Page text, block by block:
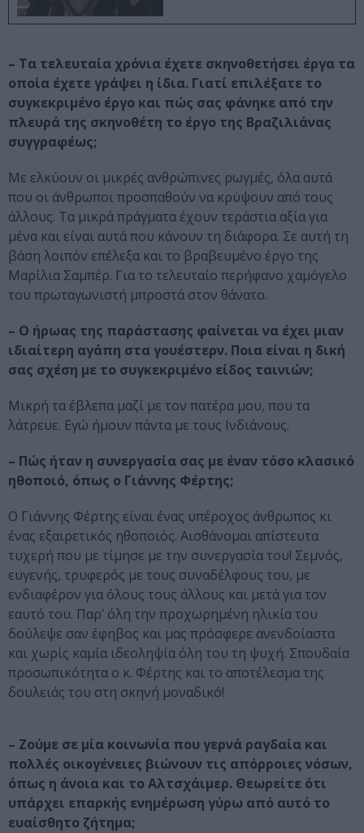
– Τα τελευταία χρόνια έχετε σκηνοθετήσει έργα τα
οποία έχετε γράψει η ίδια. Γιατί επιλέξατε το
συγκεκριμένο έργο και πώς σας φάνηκε από την
πλευρά της σκηνοθέτη το έργο της Βραζιλιάνας
συγγραφέως;
Με ελκύουν οι μικρές ανθρώπινες ρωγμές, όλα αυτά
που οι άνθρωποι προσπαθούν να κρύψουν από τους
άλλους. Τα μικρά πράγματα έχουν τεράστια αξία για
μένα και είναι αυτά που κάνουν τη διάφορα. Σε αυτή τη
βάση λοιπόν επέλεξα και το βραβευμένο έργο της
Μαρίλια Σαμπέρ. Για το τελευταίο περήφανο χαμόγελο
του πρωταγωνιστή μπροστά στον θάνατο.
– Ο ήρωας της παράστασης φαίνεται να έχει μιαν
ιδιαίτερη αγάπη στα γουέστερν. Ποια είναι η δική
σας σχέση με το συγκεκριμένο είδος ταινιών;
Μικρή τα έβλεπα μαζί με τον πατέρα μου, που τα
λάτρευε. Εγώ ήμουν πάντα με τους Ινδιάνους.
– Πώς ήταν η συνεργασία σας με έναν τόσο κλασικό
ηθοποιό, όπως ο Γιάννης Φέρτης;
Ο Γιάννης Φέρτης είναι ένας υπέροχος άνθρωπος κι
ένας εξαιρετικός ηθοποιός. Αισθάνομαι απίστευτα
τυχερή που με τίμησε με την συνεργασία του! Σεμνός,
ευγενής, τρυφερός με τους συναδέλφους του, με
ενδιαφέρον για όλους τους άλλους και μετά για τον
εαυτό του. Παρ’ όλη την προχωρημένη ηλικία του
δούλεψε σαν έφηβος και μας πρόσφερε ανενδοίαστα
και χωρίς καμία ιδεοληψία όλη του τη ψυχή. Σπουδαία
προσωπικότητα ο κ. Φέρτης και το αποτέλεσμα της
δουλειάς του στη σκηνή μοναδικό!
– Ζούμε σε μία κοινωνία που γερνά ραγδαία και
πολλές οικογένειες βιώνουν τις απόρροιες νόσων,
όπως η άνοια και το Αλτσχάιμερ. Θεωρείτε ότι
υπάρχει επαρκής ενημέρωση γύρω από αυτό το
ευαίσθητο ζήτημα;